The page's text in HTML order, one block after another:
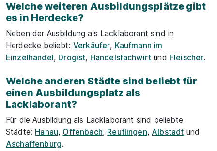
Welche weiteren Ausbildungsplätze gibt
es in Herdecke?
Neben der Ausbildung als Lacklaborant sind in
Herdecke beliebt: Verkäufer, Kaufmann im
Einzelhandel, Drogist, Handelsfachwirt und Fleischer.
Welche anderen Städte sind beliebt für
einen Ausbildungsplatz als
Lacklaborant?
Für die Ausbildung als Lacklaborant sind beliebte
Städte: Hanau, Offenbach, Reutlingen, Albstadt und
Aschaffenburg.